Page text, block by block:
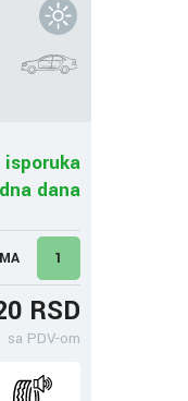
dana
1
RSD
sa PDV-om